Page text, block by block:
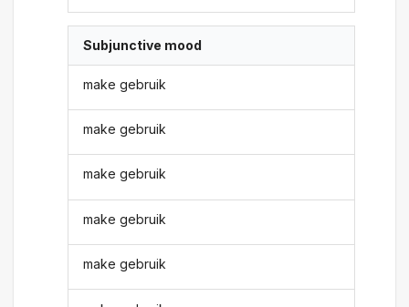
Subjunctive mood
make gebruik
make gebruik
make gebruik
make gebruik
make gebruik